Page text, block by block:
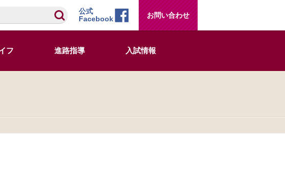
公式
Facebook
お問い合わせ
フ 進路指導 入試情報